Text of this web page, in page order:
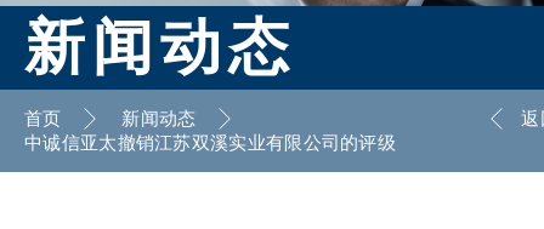
新闻动态
首页
新闻动态
中诚信亚太撤销江苏双溪实业有限公司的评级